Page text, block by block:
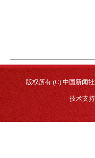
版权所有 (C) 中国新闻
技术支